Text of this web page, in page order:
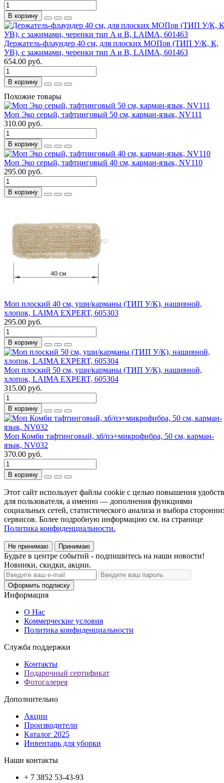
В корзину
Держатель-флаундер 40 см, для плоских МОПов (ТИП У/К, К,
УВ), с зажимами, черенки тип A и B, LAIMA, 601463
654.00 руб.
В корзину
Похожие товары
Моп Эко серый, тафтинговый 50 см, карман-язык, NV111
310.00 руб.
В корзину
Моп Эко серый, тафтинговый 40 см, карман-язык, NV110
295.00 руб.
В корзину
Моп плоский 40 см, уши/карманы (ТИП У/К), нашивной,
хлопок, LAIMA EXPERT, 605303
295.00 руб.
В корзину
Моп плоский 50 см, уши/карманы (ТИП У/К), нашивной,
хлопок, LAIMA EXPERT, 605304
315.00 руб.
В корзину
Моп Комби тафтинговый, хб/пэ+микрофибра, 50 см, карман-
язык, NV032
370.00 руб.
В корзину
Этот сайт использует файлы cookie с целью повышения
для пользователя, а именно — дополнения функциями
социальных сетей, статистического анализа и выбора
сервисов. Более подробную информацию см. на странице
Политика конфиденциальности.
Не принимаю Принимаю
Будьте в центре событий - подпишитесь на наши новости!
Новинки, скидки, акции.
Оформить подписку
Информация
О Нас
Коммерческие условия
Политика конфиденциальности
Служба поддержки
Контакты
Подарочный сертификат
Фотогалерея
Дополнительно
Акции
Производители
Каталог 2025
Инвентарь для уборки
Наши контакты
+ 7 3852 53-43-93